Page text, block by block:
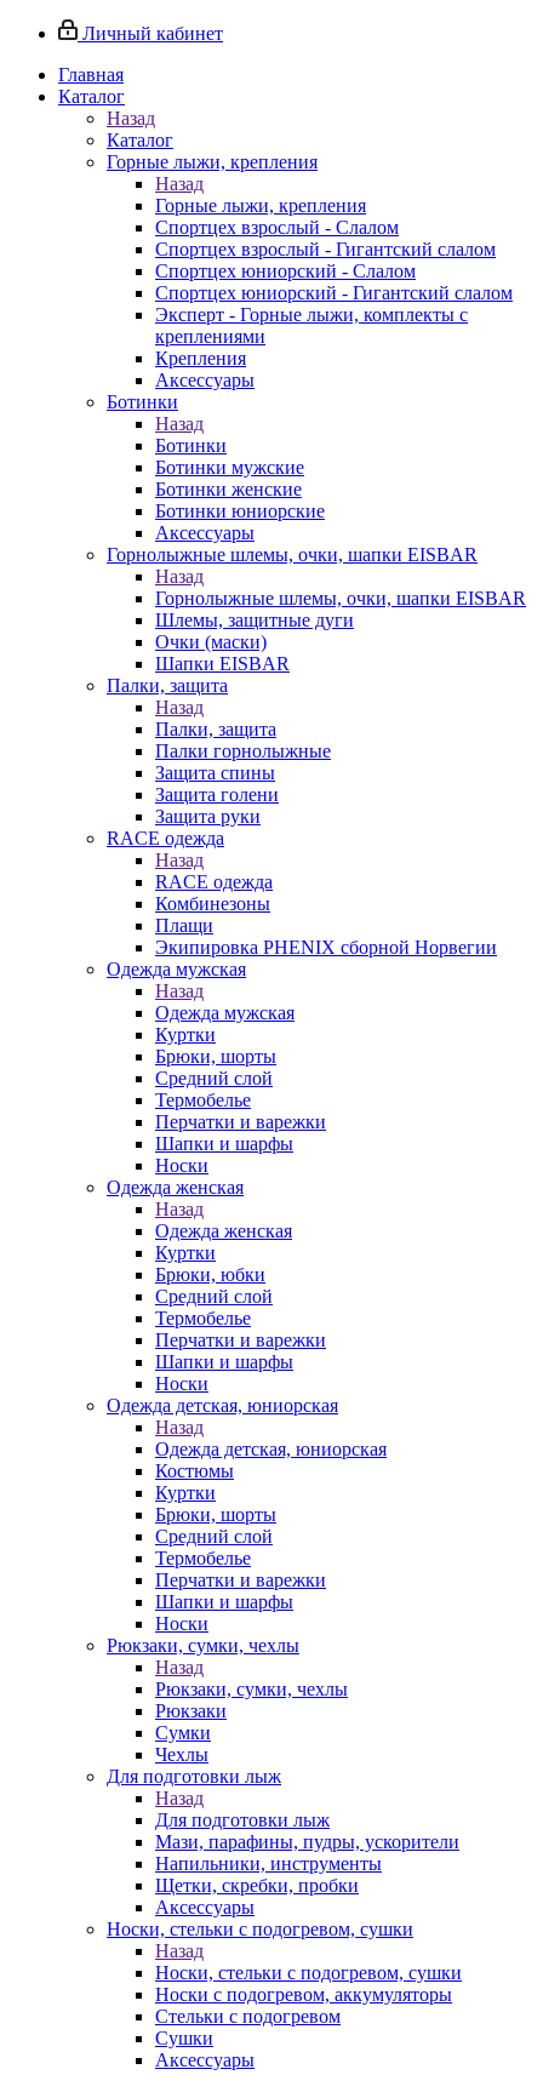
Личный кабинет
Главная
Каталог
Назад
Каталог
Горные лыжи, крепления
Назад
Горные лыжи, крепления
Спортцех взрослый - Слалом
Спортцех взрослый - Гигантский слалом
Спортцех юниорский - Слалом
Спортцех юниорский - Гигантский слалом
Эксперт - Горные лыжи, комплекты с
креплениями
Крепления
Аксессуары
Ботинки
Назад
Ботинки
Ботинки мужские
Ботинки женские
Ботинки юниорские
Аксессуары
Горнолыжные шлемы, очки, шапки EISBAR
Назад
Горнолыжные шлемы, очки, шапки EISBAR
Шлемы, защитные дуги
Очки (маски)
Шапки EISBAR
Палки, защита
Назад
Палки, защита
Палки горнолыжные
Защита спины
Защита голени
Защита руки
RACE одежда
Назад
RACE одежда
Комбинезоны
Плащи
Экипировка PHENIX сборной Норвегии
Одежда мужская
Назад
Одежда мужская
Куртки
Брюки, шорты
Средний слой
Термобелье
Перчатки и варежки
Шапки и шарфы
Носки
Одежда женская
Назад
Одежда женская
Куртки
Брюки, юбки
Средний слой
Термобелье
Перчатки и варежки
Шапки и шарфы
Носки
Одежда детская, юниорская
Назад
Одежда детская, юниорская
Костюмы
Куртки
Брюки, шорты
Средний слой
Термобелье
Перчатки и варежки
Шапки и шарфы
Носки
Рюкзаки, сумки, чехлы
Назад
Рюкзаки, сумки, чехлы
Рюкзаки
Сумки
Чехлы
Для подготовки лыж
Назад
Для подготовки лыж
Мази, парафины, пудры, ускорители
Напильники, инструменты
Щетки, скребки, пробки
Аксессуары
Носки, стельки с подогревом, сушки
Назад
Носки, стельки с подогревом, сушки
Носки с подогревом, аккумуляторы
Стельки с подогревом
Сушки
Аксессуары